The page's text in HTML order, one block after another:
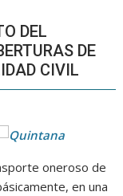
DEL
DE
CIVIL
oneroso de
en una